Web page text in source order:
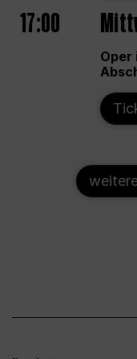
17:00
Oper